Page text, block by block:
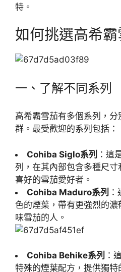
特。
如何挑選高希霸
一、了解不同系列
高希霸雪茄有多個系列，
群。最受歡迎的系列包括：
Cohiba Siglo系列 ：這
列，在其內部包含多種尺
喜好的雪茄愛好者。
Cohiba Maduro系列
色的煙葉，帶有更強烈的
味雪茄的人。
Cohiba Behike系列 ：
特殊的煙葉配方，提供獨